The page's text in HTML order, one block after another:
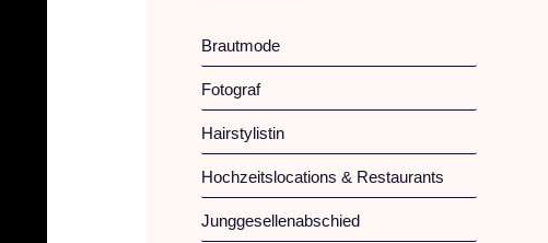
Brautmode
Fotograf
Hairstylistin
Hochzeitslocations & Restaurants
Junggesellenabschied